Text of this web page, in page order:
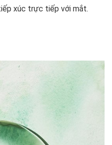
xúc trực tiếp với mắt.